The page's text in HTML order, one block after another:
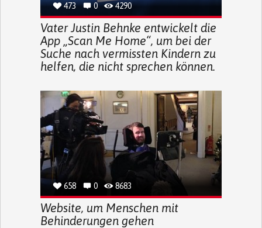
473 0 4290
Vater Justin Behnke entwickelt die
App „Scan Me Home“, um bei der
Suche nach vermissten Kindern zu
helfen, die nicht sprechen können.
658 0 8683
Website, um Menschen mit
Behinderungen gehen